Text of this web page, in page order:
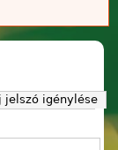
fül)
jelszó igénylése